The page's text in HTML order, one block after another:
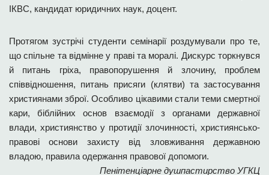
ІКВС, кандидат юридичних наук, доцент.
Протягом зустрічі студенти семінарії роздумували про те,
що спільне та відмінне у праві та моралі. Дискурс торкнувся
й питань гріха, правопорушення й злочину, проблем
співвідношення, питань присяги (клятви) та застосування
християнами зброї. Особливо цікавими стали теми смертної
кари, біблійних основ взаємодії з органами державної
влади, християнство у протидії злочинності, християнсько-
правові основи захисту від зловживання державною
владою, правила одержання правової допомоги.
Пенітенціарне душпастирство УГКЦ